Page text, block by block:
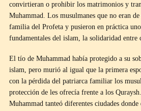
convirtieran o prohibir los matrimonios y
Muhammad. Los musulmanes que no eran
familia del Profeta y pusieron en práctica
fundamentales del islam, la solidaridad entre
El tío de Muhammad había protegido a su
islam, pero murió al igual que la primera
con la pérdida del patriarca familiar los
protección de les ofrecía frente a los
Muhammad tanteó diferentes ciudades